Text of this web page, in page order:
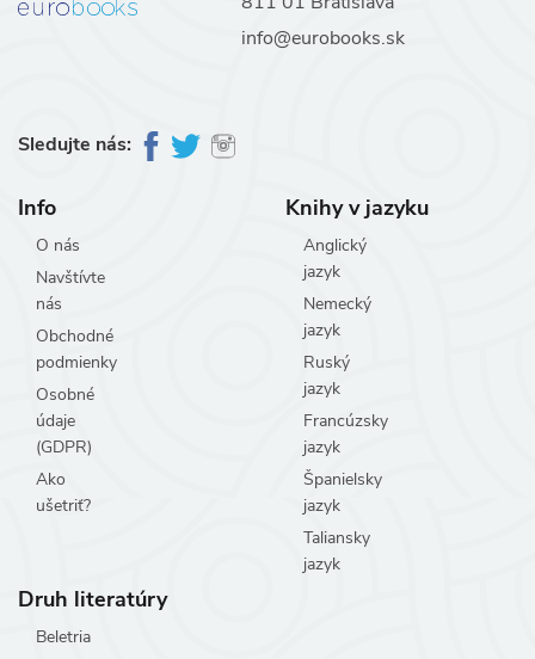
info@eurobooks.sk
Sledujte nás:
Info
O nás
Navštívte
nás
Obchodné
podmienky
Osobné
údaje
(GDPR)
Ako
ušetriť?
Knihy v jazyku
Anglický
jazyk
Nemecký
jazyk
Ruský
jazyk
Francúzsky
jazyk
Španielsky
jazyk
Taliansky
jazyk
Druh literatúry
Beletria